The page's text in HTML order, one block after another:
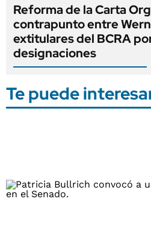
Reforma de la Carta
contrapunto entre
extitulares del BCRA
designaciones
Te puede